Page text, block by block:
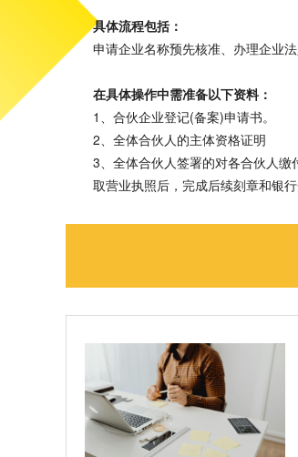
具体流程包括：
申请企业名称预先核准、办理企业
在具体操作中需准备以下资料：
1、合伙企业登记(备案)申请书。
2、全体合伙人的主体资格证明
3、全体合伙人签署的对各合伙人
取营业执照后，完成后续刻章和银行